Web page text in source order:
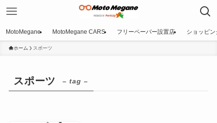
MotoMegane MotoMegane CARS フリーペーパー設置店 ショッピン
ホーム スポーツ
スポーツ – tag –